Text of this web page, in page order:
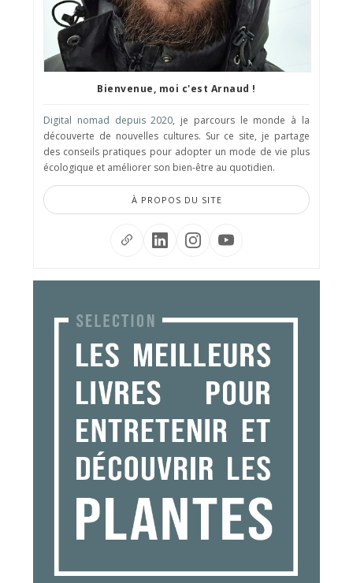
Bienvenue, moi c'est Arnaud !
Digital nomad depuis 2020, je parcours le monde à la
découverte de nouvelles cultures. Sur ce site, je partage
des conseils pratiques pour adopter un mode de vie plus
écologique et améliorer son bien-être au quotidien.
À PROPOS DU SITE